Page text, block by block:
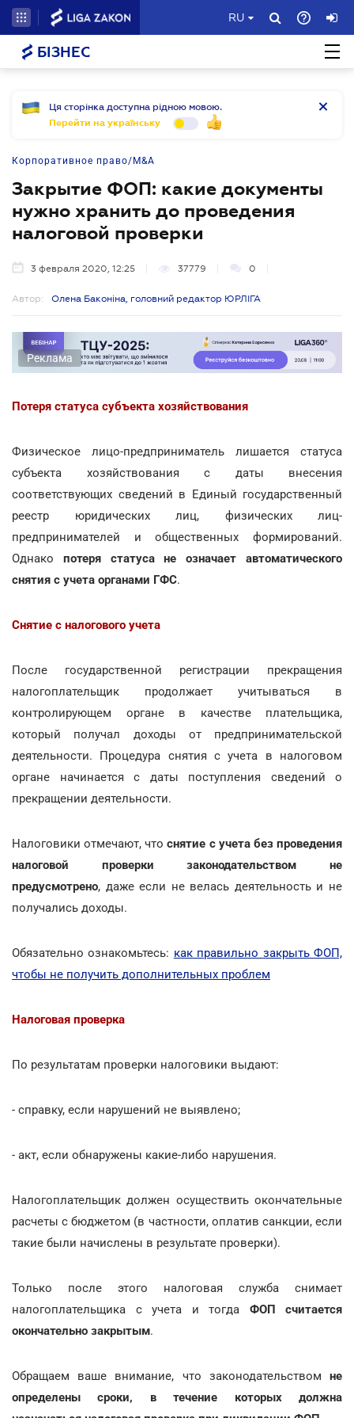
RU
БІЗНЕС
Ця сторінка доступна рідною мовою.
Перейти на українську
Корпоративное право/M&A
Закрытие ФОП: какие документы
нужно хранить до проведения
налоговой проверки
3 февраля 2020, 12:25 37779 0
Автор: Олена Баконіна, головний редактор ЮРЛІГА
Реклама
Потеря статуса субъекта хозяйствования
Физическое лицо-предприниматель лишается статуса
субъекта хозяйствования с даты внесения
соответствующих сведений в Единый государственный
реестр юридических лиц, физических лиц-
предпринимателей и общественных формирований.
Однако потеря статуса не означает автоматического
снятия с учета органами ГФС.
Снятие с налогового учета
После государственной регистрации прекращения
налогоплательщик продолжает учитываться в
контролирующем органе в качестве плательщика,
который получал доходы от предпринимательской
деятельности. Процедура снятия с учета в налоговом
органе начинается с даты поступления сведений о
прекращении деятельности.
Налоговики отмечают, что снятие с учета без проведения
налоговой проверки законодательством не
предусмотрено, даже если не велась деятельность и не
получались доходы.
Обязательно ознакомьтесь: как правильно закрыть ФОП,
чтобы не получить дополнительных проблем
Налоговая проверка
По результатам проверки налоговики выдают:
- справку, если нарушений не выявлено;
- акт, если обнаружены какие-либо нарушения.
Налогоплательщик должен осуществить окончательные
расчеты с бюджетом (в частности, оплатив санкции, если
такие были начислены в результате проверки).
Только после этого налоговая служба снимает
налогоплательщика с учета и тогда ФОП считается
окончательно закрытым.
Обращаем ваше внимание, что законодательством не
определены сроки, в течение которых должна